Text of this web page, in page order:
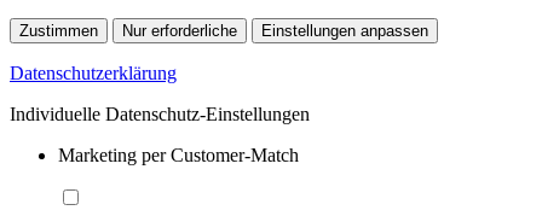
Zustimmen Nur erforderliche Einstellungen anpassen
Datenschutzerklärung
Individuelle Datenschutz-Einstellungen
Marketing per Customer-Match